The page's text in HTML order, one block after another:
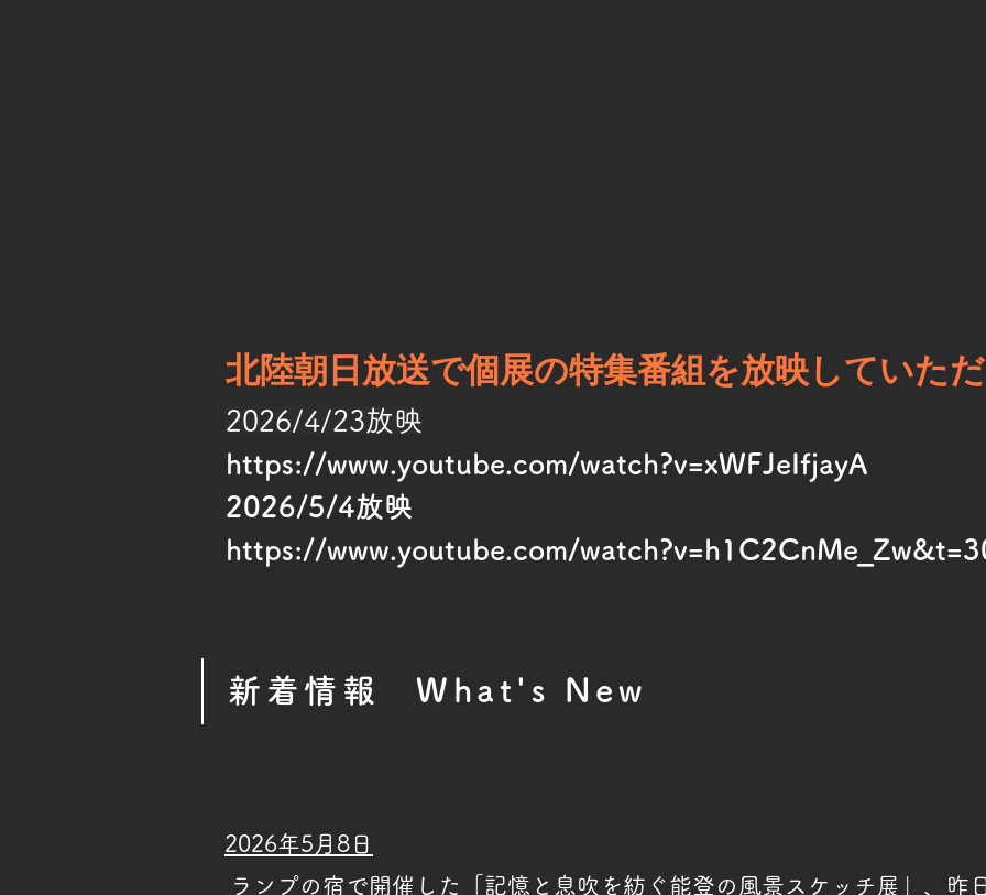
北陸朝日放送で個展の特集番組を放映していた
2026/4/23放映
https://www.youtube.com/watch?v=xWFJeIfjayA
​2026/5/4放映
https://www.youtube.com/
新着情報 What's New
2026年5月8日
ランプの宿で開催した「記憶と息吹を紡ぐ能登の風景スケッチ展」、昨